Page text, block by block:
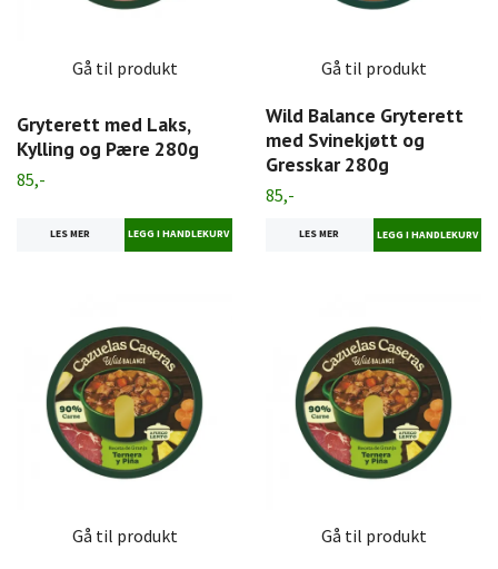
Gå til produkt
Gryterett med Laks,
Kylling og Pære 280g
85,-
LES MER
Gå til produkt
Wild Balance Gryterett
med Svinekjøtt og
Gresskar 280g
85,-
LES MER
Gå til produkt Gå til produkt